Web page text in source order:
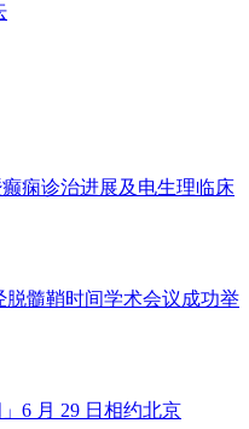
痫诊治进展及电生理临床
脱髓鞘时间学术会议成功举
6 月 29 日相约北京